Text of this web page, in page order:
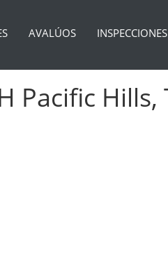
AVALÚOS INSPECCIONES
Pacific